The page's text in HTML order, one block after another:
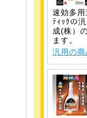
速効多
ﾃｨｯｸの
成(株）
ます。
汎用の商